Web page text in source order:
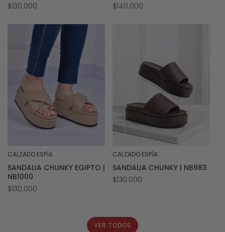
Precio
$130.000
Precio
$140.000
Proveedor:
CALZADO ESPÍA
SANDALIA CHUNKY EGIPTO |
NB1000
Precio
$130.000
Proveedor:
CALZADO ESPÍA
SANDALIA CHUNKY | NB983
Precio
$130.000
VER TODOS